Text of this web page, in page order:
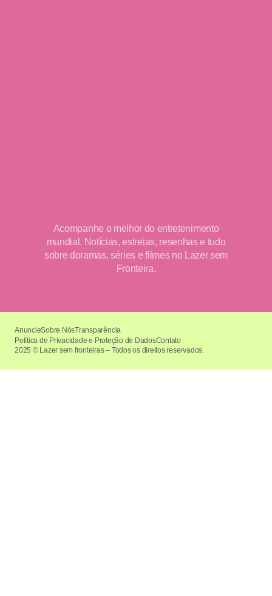
Acompanhe o melhor do entretenimento
mundial. Notícias, estreias, resenhas e tudo
sobre doramas, séries e filmes no Lazer sem
Fronteira.
2025 © Lazer sem fronteiras – Todos os direitos reservados.
AnuncieSobre NósTransparência
Política de Privacidade e Proteção de DadosContato